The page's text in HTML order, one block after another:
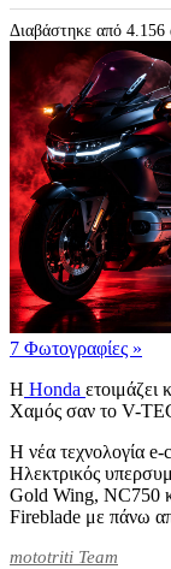
Διαβάστηκε από
7 Φωτογραφίες »
Η Honda ετοιμάζει
Χαμός σαν το V-
Η νέα τεχνολογία e-
Ηλεκτρικός
Gold Wing, NC750
Fireblade με πάνω
mototriti Team